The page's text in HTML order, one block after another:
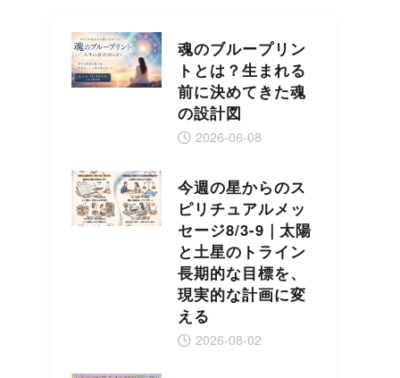
魂のブループリン
トとは？生まれる
前に決めてきた魂
の設計図
2026-06-08
今週の星からのス
ピリチュアルメッ
セージ8/3-9｜太陽
と土星のトライン
長期的な目標を、
現実的な計画に変
える
2026-08-02